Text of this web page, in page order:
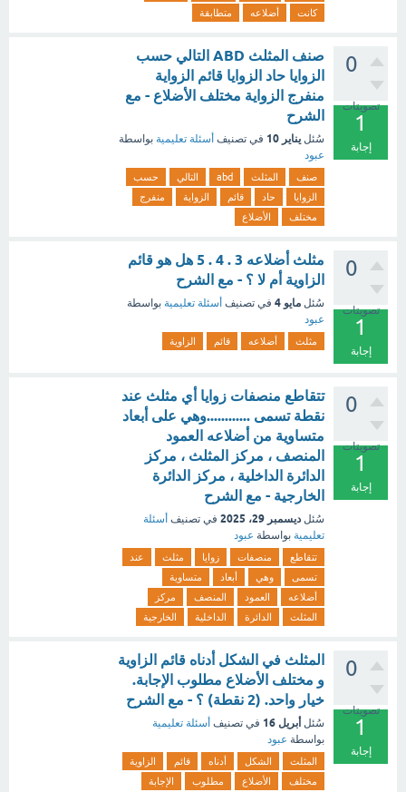
كانت
أضلاعه متطابقة
0
تصويتات
1
إجابة
صنف المثلث ABD التالي حسب
الزوايا حاد الزوايا قائم الزواية
منفرج الزواية مختلف الأضلاع - مع
الشرح
سُئل يناير 10 في تصنيف أسئلة تعليمية بواسطة
عبود
صنف المثلث abd التالي
حسب
الزوايا
حاد قائم الزواية
منفرج
مختلف
الأضلاع
0
تصويتات
1
إجابة
مثلث أضلاعه 3 . 4 . 5 هل هو قائم
الزاوية أم لا ؟ - مع الشرح
سُئل مايو 4 في تصنيف أسئلة تعليمية بواسطة
عبود
مثلث أضلاعه قائم الزاوية
0
تصويتات
1
إجابة
تتقاطع منصفات زوايا أي مثلث عند
نقطة تسمى ............وهي على أبعاد
متساوية من أضلاعه العمود
المنصف ، مركز المثلث ، مركز
الدائرة الداخلية ، مركز الدائرة
الخارجية - مع الشرح
سُئل ديسمبر 29، 2025 في تصنيف أسئلة
تعليمية بواسطة عبود
تتقاطع منصفات زوايا مثلث
عند
تسمى
وهي أبعاد
متساوية
أضلاعه
العمود المنصف
مركز
المثلث
الدائرة الداخلية الخارجية
0
تصويتات
1
إجابة
المثلث في الشكل أدناه قائم الزاوية
و مختلف الأضلاع مطلوب الإجابة.
خيار واحد. (2 نقطة) ؟ - مع الشرح
سُئل أبريل 16 في تصنيف أسئلة تعليمية
بواسطة عبود
المثلث الشكل أدناه قائم
الزاوية
مختلف
الأضلاع مطلوب الإجابة